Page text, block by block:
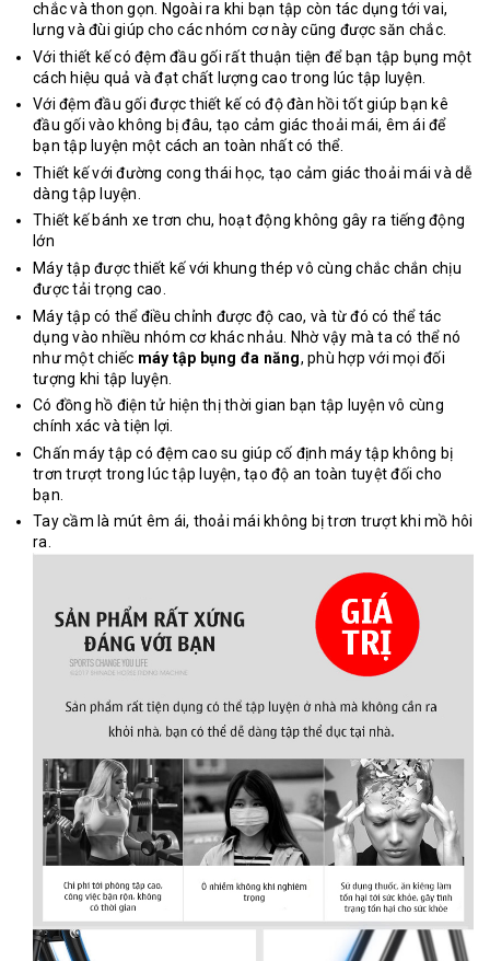
chắc và thon gọn. Ngoài ra khi bạn tập còn tác dụng tới vai,
lưng và đùi giúp cho các nhóm cơ này cũng được săn chắc.
Với thiết kế có đệm đầu gối rất thuận tiện để bạn tập bụng một
cách hiệu quả và đạt chất lượng cao trong lúc tập luyện.
Với đệm đầu gối được thiết kế có độ đàn hồi tốt giúp bạn kê
đầu gối vào không bị đâu, tạo cảm giác thoải mái, êm ái để
bạn tập luyện một cách an toàn nhất có thể.
Thiết kế với đường cong thái học, tạo cảm giác thoải mái và dễ
dàng tập luyện.
Thiết kế bánh xe trơn chu, hoạt động không gây ra tiếng động
lớn
Máy tập được thiết kế với khung thép vô cùng chắc chắn chịu
được tải trọng cao.
Máy tập có thể điều chỉnh được độ cao, và từ đó có thể tác
dụng vào nhiều nhóm cơ khác nhảu. Nhờ vậy mà ta có thể nó
như một chiếc máy tập bụng đa năng, phù hợp với mọi đối
tượng khi tập luyện.
Có đồng hồ điện tử hiện thị thời gian bạn tập luyện vô cùng
chính xác và tiện lợi.
Chấn máy tập có đệm cao su giúp cố định máy tập không bị
trơn trượt trong lúc tập luyện, tạo độ an toàn tuyệt đối cho
bạn.
Tay cầm là mút êm ái, thoải mái không bị trơn trượt khi mồ hôi
ra.